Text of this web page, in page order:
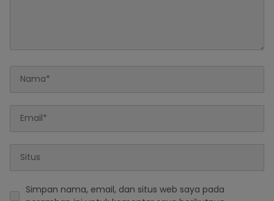
Simpan nama, email, dan situs web saya pada